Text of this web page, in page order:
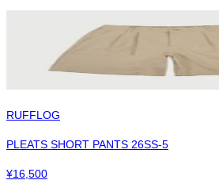
RUFFLOG
PLEATS SHORT PANTS 26SS-5
¥16,500